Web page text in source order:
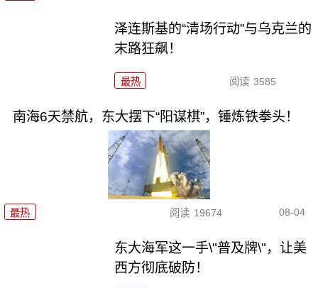
泽连斯基的“清场行动”与乌克兰的
末路狂飙！
最热 阅读 3585
南海6天禁航，东大摆下“阳谋棋”，锤炼铁拳头！
最热 阅读 19674 08-04
东大海军这一手\"普及牌\"，让美
西方彻底破防！